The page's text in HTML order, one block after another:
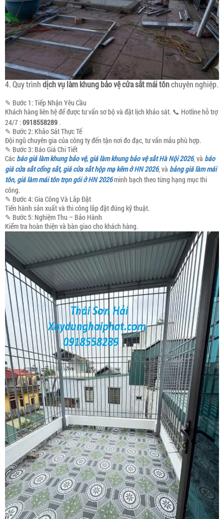
4. Quy trìnhdịch vụ làm khung bảo vệ cửa sắtmái tônchuyên nghiệp.
✎ Bước 1: Tiếp Nhận Yêu Cầu
Khách hàng liên hệ để được tư vấn sơ bộ và đặt lịch khảo sát. 📞 Hotline hỗ trợ
24/7 :0918558289 .
✎ Bước 2: Khảo Sát Thực Tế
Đội ngũ chuyên gia của công ty đến tận nơi đo đạc, tư vấn mẫu phù hợp.
✎ Bước 3: Báo Giá Chi Tiết
Cácbáo giá làm khung bảo vệ, giá làm khung bảo vệ sắt Hà Nội 2026, và báo
giá cửa sắt cổng sắt, giá cửa sắt hộp mạ kẽm ở HN 2026, và bảng giá làm mái
tôn, giá làm mái tôn trọn gói ở HN 2026minh bạch theo từng hạng mục thi
công.
✎ Bước 4: Gia Công Và Lắp Đặt
Tiến hành sản xuất và thi công lắp đặt đúng kỹ thuật.
✎ Bước 5: Nghiệm Thu – Bảo Hành
Kiểm tra hoàn thiện và bàn giao cho khách hàng.